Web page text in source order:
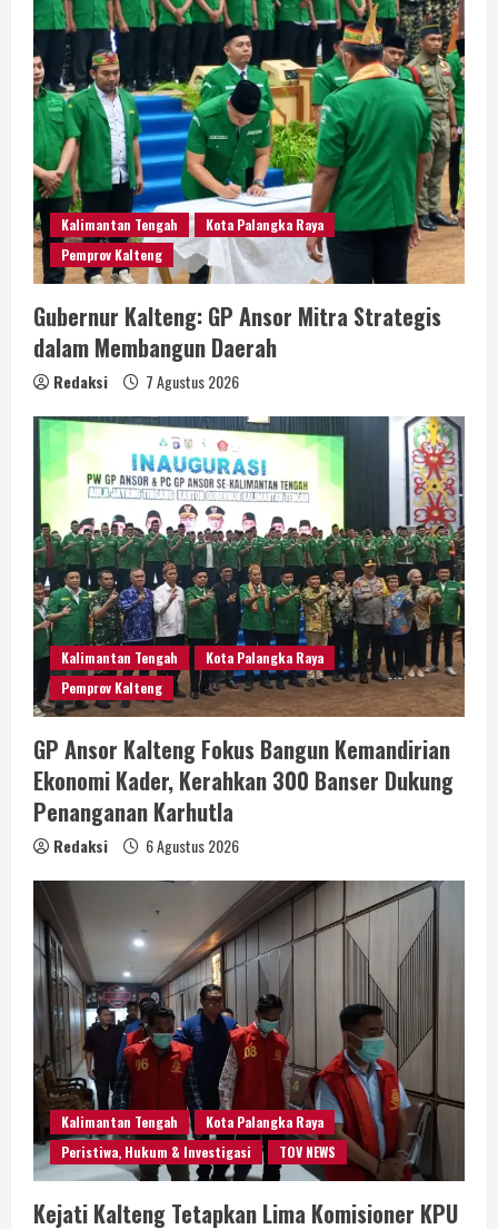
Kalimantan Tengah
Kota Palangka Raya
Pemprov Kalteng
Gubernur Kalteng: GP Ansor Mitra Strategis
dalam Membangun Daerah
Redaksi 7 Agustus 2026
Kalimantan Tengah
Kota Palangka Raya
Pemprov Kalteng
GP Ansor Kalteng Fokus Bangun Kemandirian
Ekonomi Kader, Kerahkan 300 Banser Dukung
Penanganan Karhutla
Redaksi 6 Agustus 2026
Kalimantan Tengah
Kota Palangka Raya
Peristiwa, Hukum & Investigasi
TOV NEWS
Kejati Kalteng Tetapkan Lima Komisioner KPU